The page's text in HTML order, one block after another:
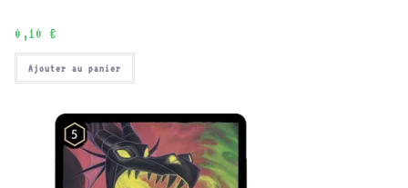
0,10 €
Ajouter au panier